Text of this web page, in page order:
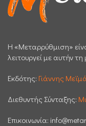
H «Μεταρρύθμιση»
λειτουργεί με αυτήν
Εκδότης: Γιάννης
Διεθυντής Σύνταξης:
Επικοινωνία: